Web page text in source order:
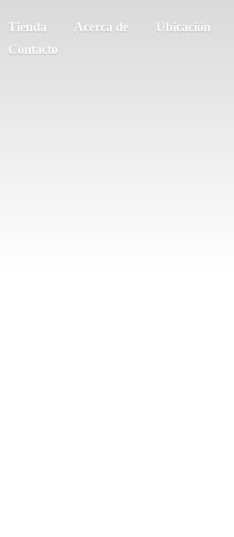
Tienda Acerca de
Ubicación
Contacto